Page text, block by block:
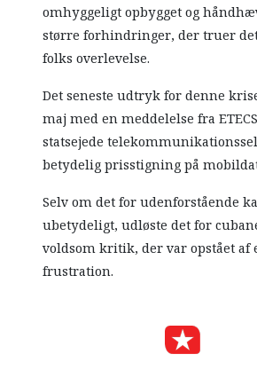
omhyggeligt opbygget og
større forhindringer, der truer
folks overlevelse.
Det seneste udtryk for denne
maj med en meddelelse fra
statsejede
betydelig prisstigning på
Selv om det for udenforstående
ubetydeligt, udløste det for
voldsom kritik, der var opstået af
frustration.